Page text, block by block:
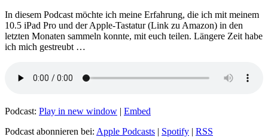
In diesem Podcast möchte ich meine Erfahrung, die ich mit meinem
10.5 iPad Pro und der Apple-Tastatur (Link zu Amazon) in den
letzten Monaten sammeln konnte, mit euch teilen. Längere Zeit habe
ich mich gestreubt …
Podcast: Play in new window | Embed
Podcast abonnieren bei: Apple Podcasts | Spotify | RSS